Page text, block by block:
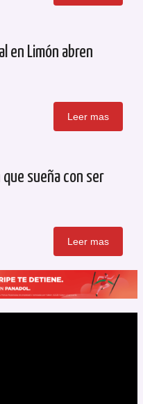
en Limón abren
Leer mas
que sueña con ser
Leer mas